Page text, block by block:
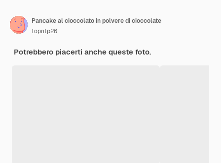
Pancake al cioccolato in polvere di cioccolate
topntp26
Potrebbero piacerti anche queste foto.